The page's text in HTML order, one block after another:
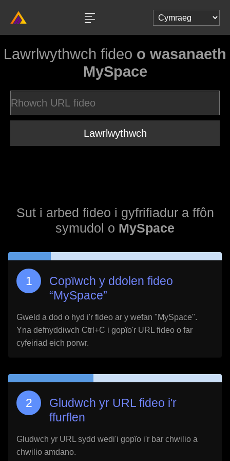
Lawrlwythwch fideo o wasanaeth
MySpace
Lawrlwythwch
Sut i arbed fideo i gyfrifiadur a ffôn
symudol o MySpace
Copïwch y ddolen fideo
“MySpace”
Gweld a dod o hyd i'r fideo ar y wefan "MySpace".
Yna defnyddiwch Ctrl+C i gopïo'r URL fideo o far
cyfeiriad eich porwr.
Gludwch yr URL fideo i'r
ffurflen
Gludwch yr URL sydd wedi'i gopïo i'r bar chwilio a
chwilio amdano.